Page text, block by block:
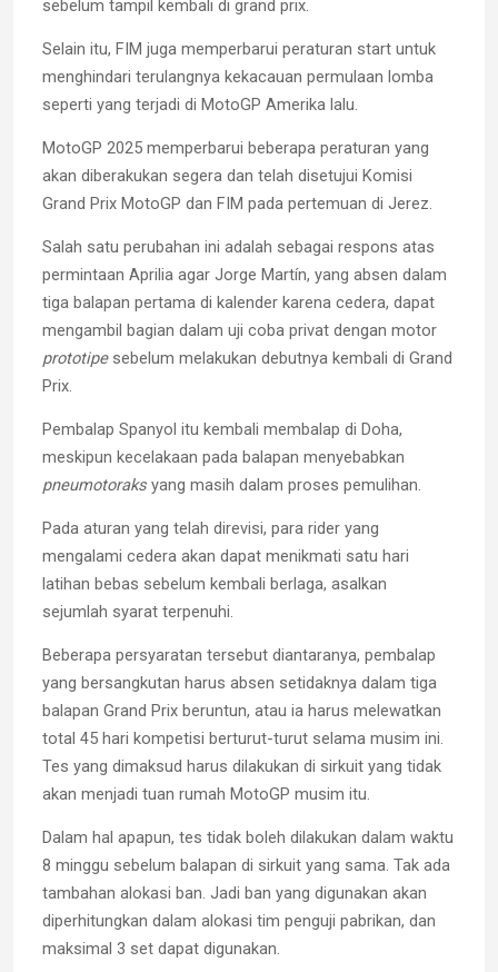
sebelum tampil kembali di grand prix.
Selain itu, FIM juga memperbarui peraturan start untuk
menghindari terulangnya kekacauan permulaan lomba
seperti yang terjadi di MotoGP Amerika lalu.
MotoGP 2025 memperbarui beberapa peraturan yang
akan diberakukan segera dan telah disetujui Komisi
Grand Prix MotoGP dan FIM pada pertemuan di Jerez.
Salah satu perubahan ini adalah sebagai respons atas
permintaan Aprilia agar Jorge Martín, yang absen dalam
tiga balapan pertama di kalender karena cedera, dapat
mengambil bagian dalam uji coba privat dengan motor
prototipe sebelum melakukan debutnya kembali di Grand
Prix.
Pembalap Spanyol itu kembali membalap di Doha,
meskipun kecelakaan pada balapan menyebabkan
pneumotoraks yang masih dalam proses pemulihan.
Pada aturan yang telah direvisi, para rider yang
mengalami cedera akan dapat menikmati satu hari
latihan bebas sebelum kembali berlaga, asalkan
sejumlah syarat terpenuhi.
Beberapa persyaratan tersebut diantaranya, pembalap
yang bersangkutan harus absen setidaknya dalam tiga
balapan Grand Prix beruntun, atau ia harus melewatkan
total 45 hari kompetisi berturut-turut selama musim ini.
Tes yang dimaksud harus dilakukan di sirkuit yang tidak
akan menjadi tuan rumah MotoGP musim itu.
Dalam hal apapun, tes tidak boleh dilakukan dalam waktu
8 minggu sebelum balapan di sirkuit yang sama. Tak ada
tambahan alokasi ban. Jadi ban yang digunakan akan
diperhitungkan dalam alokasi tim penguji pabrikan, dan
maksimal 3 set dapat digunakan.